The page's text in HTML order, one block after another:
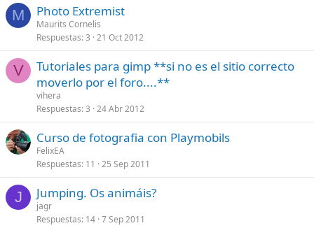
M Photo Extremist
Maurits Cornelis
Respuestas 3 21 Oct 2012
V
Tutoriales para gimp **si no es el sitio correcto
moverlo por el foro....**
vihera
Respuestas 3 24 Abr 2012
Curso de fotografia con Playmobils
FelixEA
Respuestas 11 25 Sep 2011
J Jumping. Os animáis?
jagr
Respuestas 14 7 Sep 2011